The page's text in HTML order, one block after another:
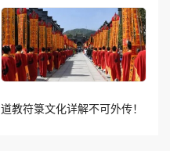
道教符箓文化详解不可外传！